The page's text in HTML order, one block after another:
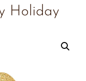
Holiday